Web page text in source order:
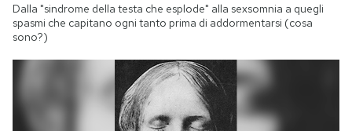
Dalla "sindrome della testa che esplode" alla sexsomnia a quegli
spasmi che capitano ogni tanto prima di addormentarsi (cosa
sono?)